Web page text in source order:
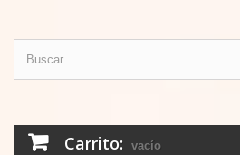
Carrito: vacío